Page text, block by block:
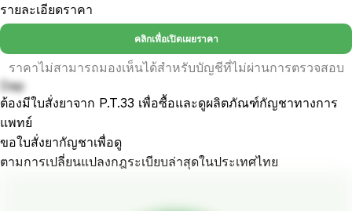
รายละเอียดราคา
คลิกเพื่อเปิดเผยราคา
ราคาไม่สามารถมองเห็นได้สำหรับบัญชีที่ไม่ผ่านการตรวจสอบ
Dap
ต้องมีใบสั่งยาจาก P.T.33 เพื่อซื้อและดูผลิตภัณฑ์กัญชาทางการ
แพทย์
ขอใบสั่งยากัญชาเพื่อดู
ตามการเปลี่ยนแปลงกฎระเบียบล่าสุดในประเทศไทย